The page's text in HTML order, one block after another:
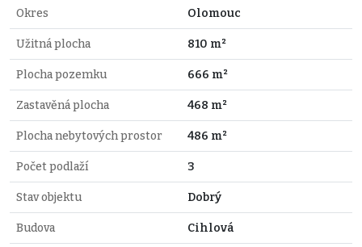
Okres Olomouc
Užitná plocha 810 m²
Plocha pozemku 666 m²
Zastavěná plocha 468 m²
Plocha nebytových prostor 486 m²
Počet podlaží 3
Stav objektu Dobrý
Budova Cihlová